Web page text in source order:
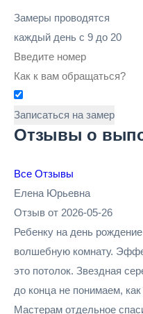
Замеры проводятся
каждый день с 9 до 20
Записаться на замер
Отзывы о
Все Отзывы
Елена Юрьевна
Отзыв от 2026-05-26
Ребенку на день
волшебную комнату.
это потолок. Звездная
до конца не понимаем,
Мастерам отдельное